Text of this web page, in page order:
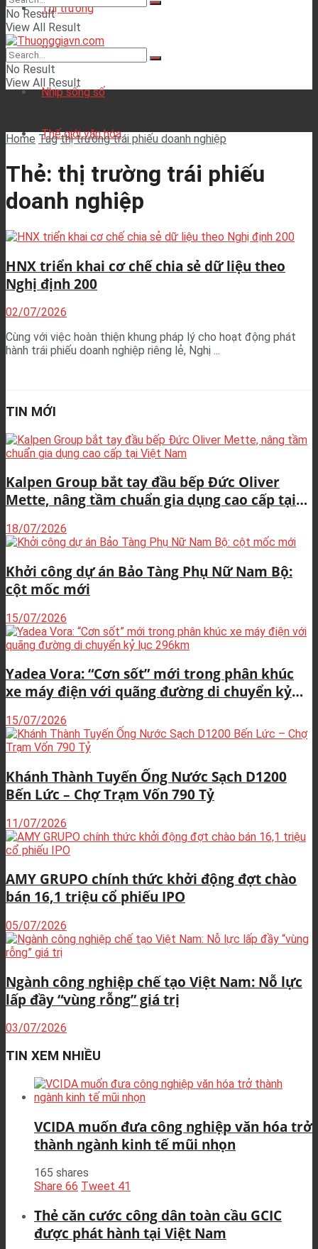
Thị trường
Xã hội
Nhịp sống số
Thế giới văn hóa
No Result
View All Result
No Result
View All Result
Home Tag thị trường trái phiếu doanh nghiệp
Thẻ: thị trường trái phiếu
doanh nghiệp
HNX triển khai cơ chế chia sẻ dữ liệu theo
Nghị định 200
02/07/2026
Cùng với việc hoàn thiện khung pháp lý cho hoạt động phát
hành trái phiếu doanh nghiệp riêng lẻ, Nghị ...
TIN MỚI
Kalpen Group bắt tay đầu bếp Đức Oliver
Mette, nâng tầm chuẩn gia dụng cao cấp tại
18/07/2026
Khởi công dự án Bảo Tàng Phụ Nữ Nam Bộ:
cột mốc mới
15/07/2026
Yadea Vora: “Cơn sốt” mới trong phân khúc
xe máy điện với quãng đường di chuyển kỷ
15/07/2026
Khánh Thành Tuyến Ống Nước Sạch D1200
Bến Lức – Chợ Trạm Vốn 790 Tỷ
11/07/2026
AMY GRUPO chính thức khởi động đợt chào
bán 16,1 triệu cổ phiếu IPO
05/07/2026
Ngành công nghiệp chế tạo Việt Nam: Nỗ lực
lấp đầy “vùng rỗng” giá trị
03/07/2026
TIN XEM NHIỀU
VCIDA muốn đưa công nghiệp văn hóa trở
thành ngành kinh tế mũi nhọn
165 shares
Share 66 Tweet 41
Thẻ căn cước công dân toàn cầu GCIC
được phát hành tại Việt Nam